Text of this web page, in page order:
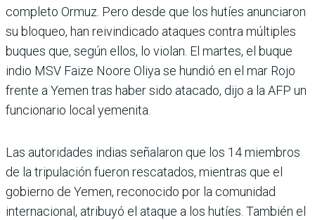
completo Ormuz. Pero desde que los hutíes anunciaron
su bloqueo, han reivindicado ataques contra múltiples
buques que, según ellos, lo violan. El martes, el buque
indio MSV Faize Noore Oliya se hundió en el mar Rojo
frente a Yemen tras haber sido atacado, dijo a la AFP un
funcionario local yemenita.
Las autoridades indias señalaron que los 14 miembros
de la tripulación fueron rescatados, mientras que el
gobierno de Yemen, reconocido por la comunidad
internacional, atribuyó el ataque a los hutíes. También el